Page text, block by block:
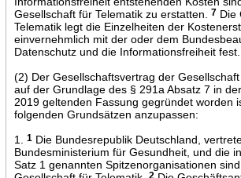
Gesellschaft für Telematik zu erstatten.
7Die
Telematik legt die Einzelheiten der
einvernehmlich mit der oder dem
Datenschutz und die Informationsfreiheit fest.
(2) Der Gesellschaftsvertrag der
auf der Grundlage des § 291a Absatz 7 in
2019 geltenden Fassung gegründet worden
folgenden Grundsätzen anzupassen:
1.
1Die Bundesrepublik Deutschland,
Bundesministerium für Gesundheit, und die
Satz 1 genannten Spitzenorganisationen
2